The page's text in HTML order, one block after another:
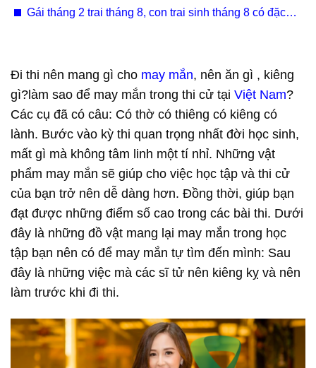
Gái tháng 2 trai tháng 8, con trai sinh tháng 8 có đặc
Đi thi nên mang gì cho may mắn, nên ăn gì , kiêng
gì?làm sao để may mắn trong thi cử tại Việt Nam?
Các cụ đã có câu: Có thờ có thiêng có kiêng có
lành. Bước vào kỳ thi quan trọng nhất đời học sinh,
mất gì mà không tâm linh một tí nhỉ. Những vật
phẩm may mắn sẽ giúp cho việc học tập và thi cử
của bạn trở nên dễ dàng hơn. Đồng thời, giúp bạn
đạt được những điểm số cao trong các bài thi. Dưới
đây là những đồ vật mang lại may mắn trong học
tập bạn nên có để may mắn tự tìm đến mình: Sau
đây là những việc mà các sĩ tử nên kiêng kỵ và nên
làm trước khi đi thi.